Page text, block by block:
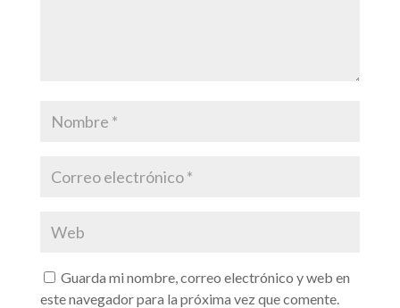
Guarda mi nombre, correo electrónico y web en
este navegador para la próxima vez que comente.